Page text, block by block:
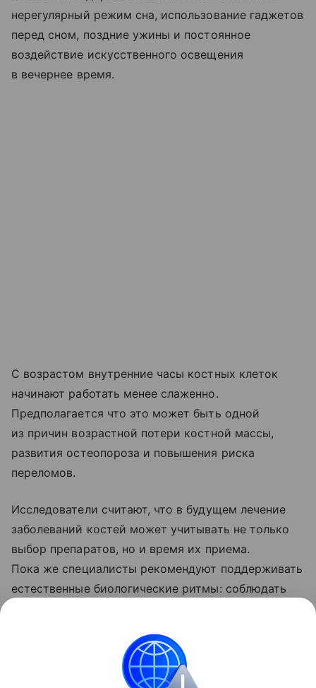
нерегулярный режим сна, использование гаджетов
перед сном, поздние ужины и постоянное
воздействие искусственного освещения
в вечернее время.
С возрастом внутренние часы костных клеток
начинают работать менее слаженно.
Предполагается что это может быть одной
из причин возрастной потери костной массы,
развития остеопороза и повышения риска
переломов.
Исследователи считают, что в будущем лечение
заболеваний костей может учитывать не только
выбор препаратов, но и время их приема.
Пока же специалисты рекомендуют поддерживать
естественные биологические ритмы: соблюдать
и регулярно заниматься физической активностью.